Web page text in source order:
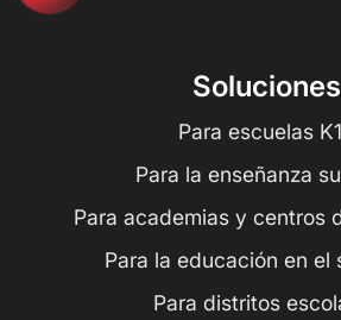
Soluciones
Para escuelas
Para la enseñanza
Para academias y centros
Para la educación en el
Para distritos